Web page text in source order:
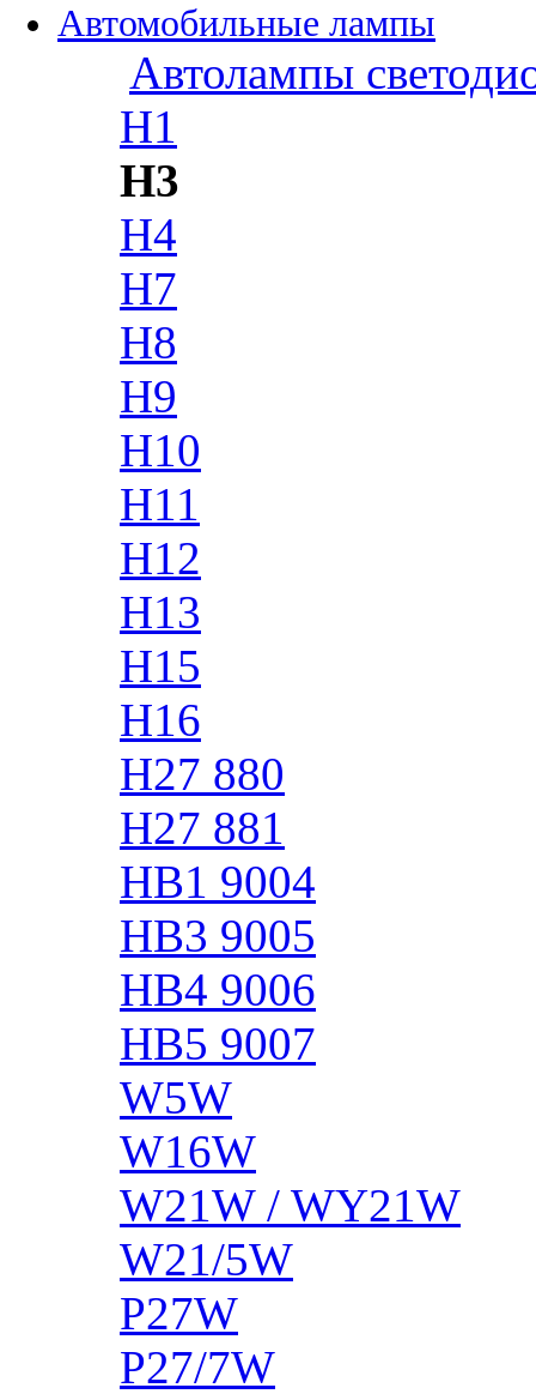
Автомобильные лампы
Автолампы
H1
H3
H4
H7
H8
H9
H10
H11
H12
H13
H15
H16
H27 880
H27 881
HB1 9004
HB3 9005
HB4 9006
HB5 9007
W5W
W16W
W21W / WY21W
W21/5W
P27W
P27/7W